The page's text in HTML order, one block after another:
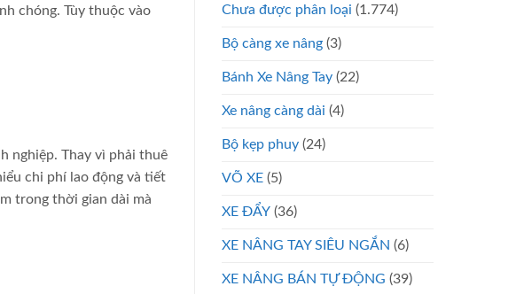
chóng. Tùy thuộc vào
nghiệp. Thay vì phải thuê
chi phí lao động và tiết
trong thời gian dài mà
Chưa được phân loại (1.774)
Bộ càng xe nâng (3)
Bánh Xe Nâng Tay (22)
Xe nâng càng dài (4)
Bộ kẹp phuy (24)
VÕ XE (5)
XE ĐẨY (36)
XE NÂNG TAY SIÊU NGẮN (6)
XE NÂNG BÁN TỰ ĐỘNG (39)